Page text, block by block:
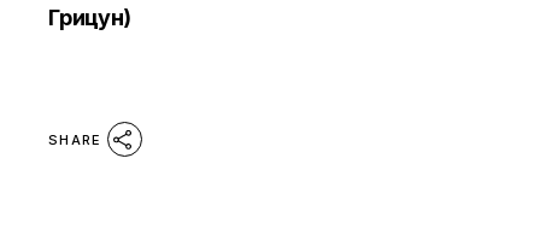
Грицун)
SHARE